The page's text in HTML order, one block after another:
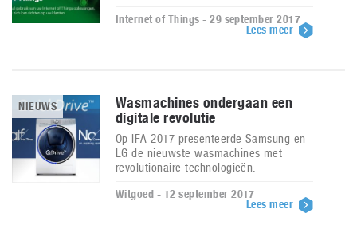
Internet of Things - 29 september 2017
Lees meer
NIEUWS
Wasmachines ondergaan een
digitale revolutie
Op IFA 2017 presenteerde Samsung en
LG de nieuwste wasmachines met
revolutionaire technologieën.
Witgoed - 12 september 2017
Lees meer